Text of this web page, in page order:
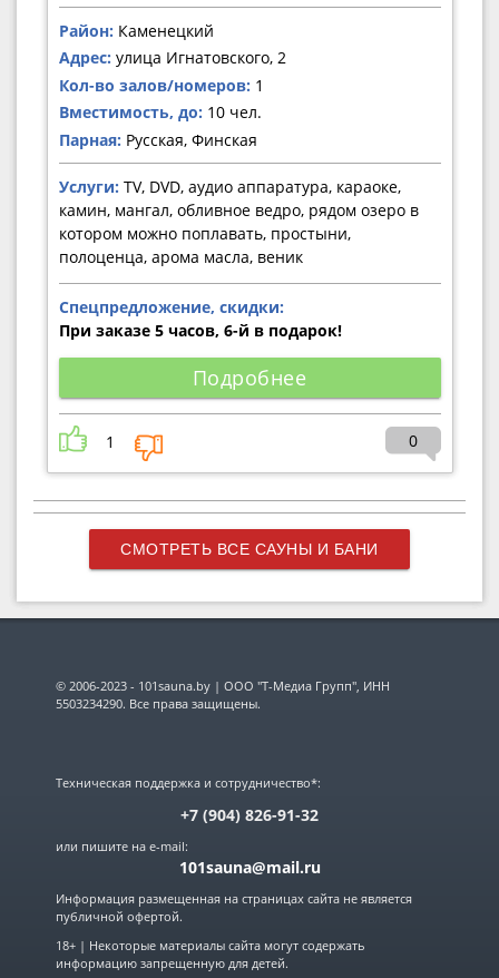
Район: Каменецкий
Адрес: улица Игнатовского, 2
Кол-во залов/номеров: 1
Вместимость, до: 10 чел.
Парная: Русская, Финская
Услуги: TV, DVD, аудио аппаратура, караоке,
камин, мангал, обливное ведро, рядом озеро в
котором можно поплавать, простыни,
полоценца, арома масла, веник
Спецпредложение, скидки:
При заказе 5 часов, 6-й в подарок!
Подробнее
1 0
СМОТРЕТЬ ВСЕ САУНЫ И БАНИ
© 2006-2023 - 101sauna.by | ООО "Т-Медиа Групп", ИНН
5503234290. Все права защищены.
Техническая поддержка и сотрудничество*:
+7 (904) 826-91-32
или пишите на e-mail:
101sauna@mail.ru
Информация размещенная на страницах сайта не является
публичной офертой.
18+ | Некоторые материалы сайта могут содержать
информацию запрещенную для детей.